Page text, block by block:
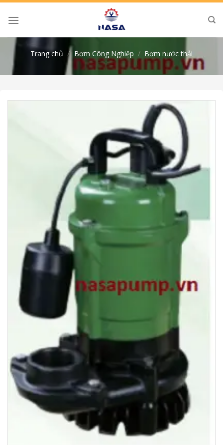
Skip
Trang chủ / Bơm Công Nghiệp / Bơm nước thải